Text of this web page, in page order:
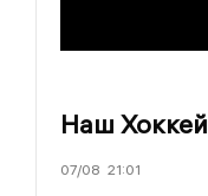
Наш Хоккей
07/08 21:01